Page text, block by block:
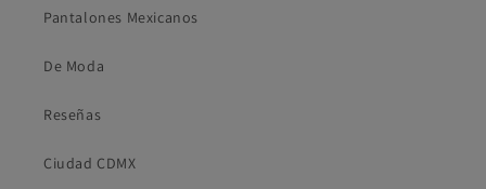
Pantalones Mexicanos
De Moda
Reseñas
Ciudad CDMX